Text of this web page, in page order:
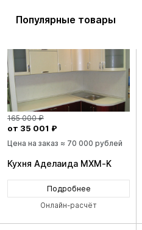
Популярные товары
165 000 ₽
от 35 001 ₽
Цена на заказ ≈ 70 000 рублей
Кухня Аделаида MXM-K
Подробнее
Онлайн-расчёт